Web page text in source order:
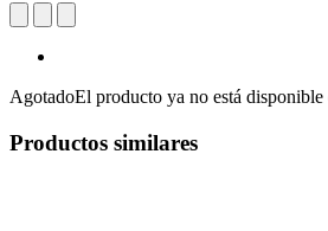
AgotadoEl producto ya no está disponible
Productos similares